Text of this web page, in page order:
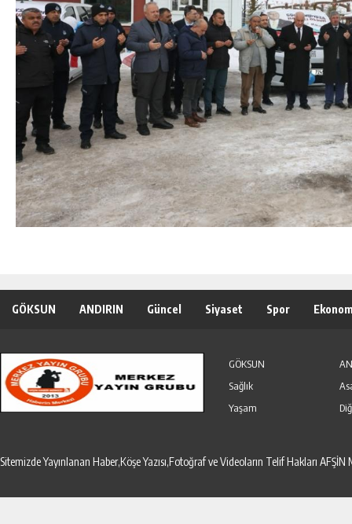
GÖKSUN ANDIRIN Güncel Siyaset Spor
GÖKSUN
Sağlık
Yaşam
Sitemizde Yayınlanan Haber,Köşe Yazısı,Fotoğraf ve Videoların Telif Hakları